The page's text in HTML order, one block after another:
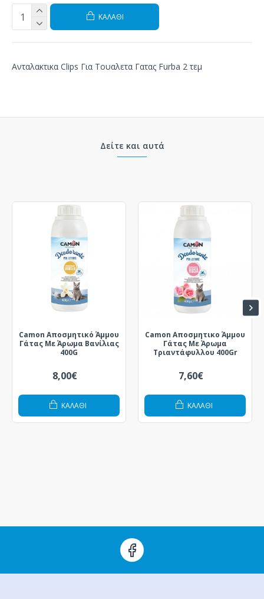
ΚΑΛΆΘΙ
Ανταλακτικα Clips Για Τουαλετα Γατας Furba 2 τεμ
Δείτε και αυτά
Camon Αποσμητικό Άμμου
Γάτας Με Άρωμα Βανίλιας
400G
8,00€
ΚΑΛΆΘΙ
Camon Αποσμητικο Άμμου
Γάτας Με Άρωμα
Τριαντάφυλλου 400Gr
7,60€
ΚΑΛΆΘΙ